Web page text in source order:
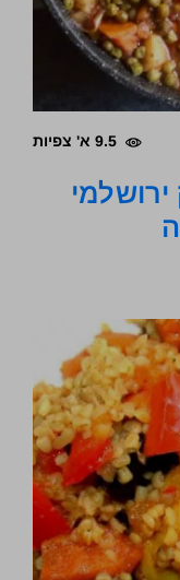
9.5 א' צפיות